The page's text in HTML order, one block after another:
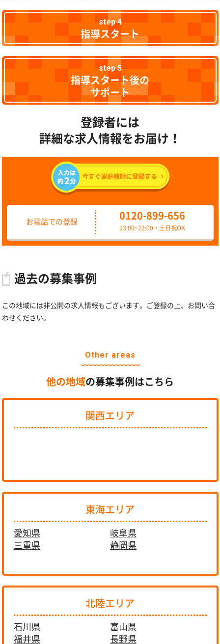
step 4
指導スタート
step 5
指導スタート後の
サポート
登録者には
詳細な求人情報をお届け！
お電話での登録
0120-899-656
13:00~22:00・土日祝OK
過去の募集事例
この地域には非公開の求人情報もございます。ご登録の上、お問い合
わせください。
Other areas
他の地域の募集事例はこちら
関西エリア
東海エリア
愛知県
岐阜県
三重県
静岡県
北陸エリア
石川県
富山県
福井県
長野県